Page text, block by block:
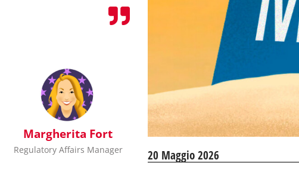
Margherita Fort
Regulatory Affairs Manager 20 Maggio 2026